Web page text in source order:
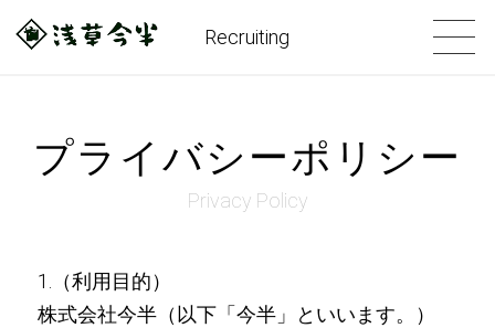
Recruiting
プライバシーポリシー
Privacy Policy
1.（利用目的）
株式会社今半（以下「今半」といいます。）